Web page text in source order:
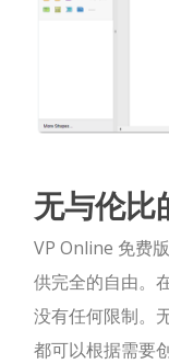
无与伦比
VP Online 免费
供完全的自由。
没有任何限制。
都可以根据需要